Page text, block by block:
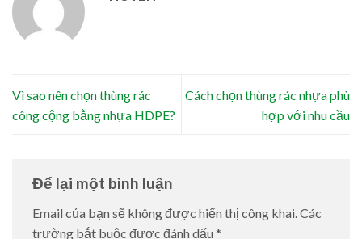
Vì sao nên chọn thùng rác
công cộng bằng nhựa HDPE?
Cách chọn thùng rác nhựa phù
hợp với nhu cầu
Để lại một bình luận
Email của bạn sẽ không được hiển thị công khai.Các
trường bắt buộc được đánh dấu *